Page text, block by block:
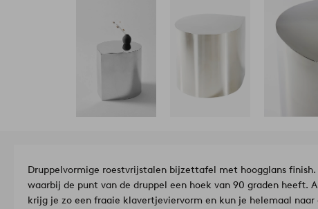
Druppelvormige roestvrijstalen bijzettafel met hoogglans
waarbij de punt van de druppel een hoek van 90 graden heeft.
krijg je zo een fraaie klavertjeviervorm en kun je helemaal